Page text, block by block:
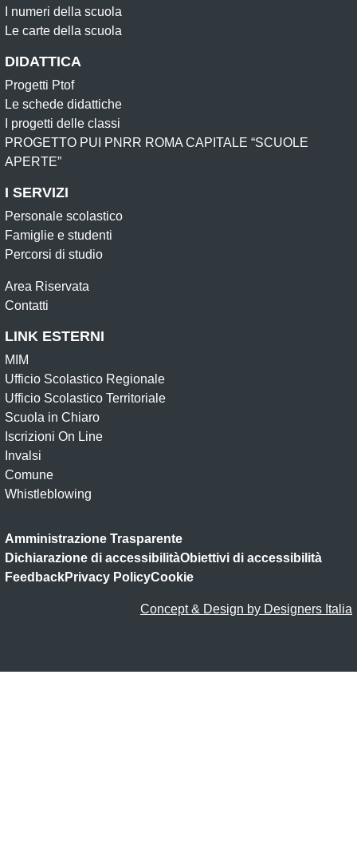
I numeri della scuola
Le carte della scuola
DIDATTICA
Progetti Ptof
Le schede didattiche
I progetti delle classi
PROGETTO PUI PNRR ROMA CAPITALE “SCUOLE
APERTE”
I SERVIZI
Personale scolastico
Famiglie e studenti
Percorsi di studio
Area Riservata
Contatti
LINK ESTERNI
MIM
Ufficio Scolastico Regionale
Ufficio Scolastico Territoriale
Scuola in Chiaro
Iscrizioni On Line
Invalsi
Comune
Whistleblowing
Amministrazione Trasparente
Dichiarazione di accessibilitàObiettivi di accessibilità
FeedbackPrivacy PolicyCookie
Concept & Design by Designers Italia